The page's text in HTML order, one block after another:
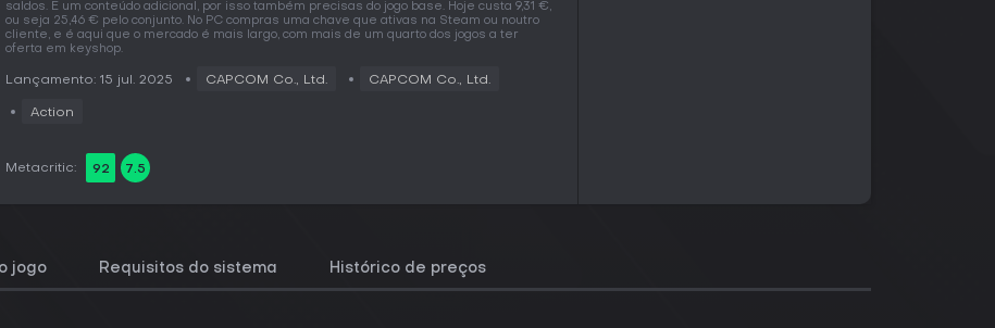
saldos. É um conteúdo adicional, por isso também precisas do jogo base. Hoje custa 9,31 €,
ou seja 25,46 € pelo conjunto. No PC compras uma chave que ativas na Steam ou noutro
cliente, e é aqui que o mercado é mais largo, com mais de um quarto dos jogos a ter
oferta em keyshop.
Lançamento: 15 jul. 2025 CAPCOM Co., Ltd. CAPCOM Co., Ltd.
Action
Metacritic: 92 7.5
jogo Requisitos do sistema Histórico de preços